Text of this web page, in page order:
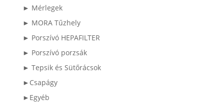
► Mérlegek
► MORA Tűzhely
► Porszívó HEPAFILTER
► Porszívó porzsák
► Tepsik és Sütőrácsok
►Csapágy
►Egyéb